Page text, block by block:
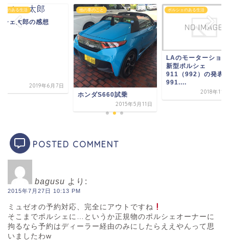
ェのある生活
シェ太郎の感想
2019年6月7日
他の車のこと
ホンダS660試乗
2015年5月11日
ポルシェのある生活
LAのモーターショ
新型ポルシェ
911（992）の発表
991....
2018年11
POSTED COMMENT
bagusu より:
2015年7月27日 10:13 PM
ミュゼオの予約対応、完全にアウトですね
そこまでポルシェに…というか正規物のポルシェオーナーに
拘るなら予約はディーラー経由のみにしたらええやんって思
いましたわw